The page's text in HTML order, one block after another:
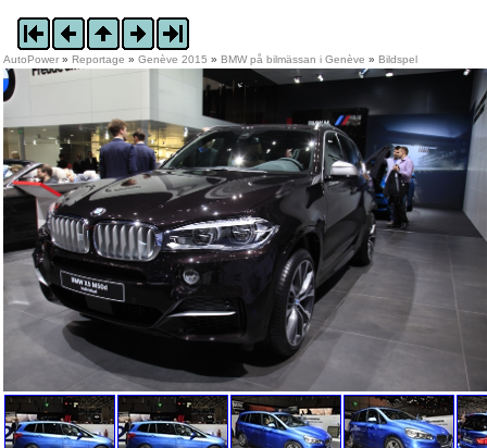
AutoPower » Reportage »Genève 2015 » BMW på bilmässan i Genève » Bildspel